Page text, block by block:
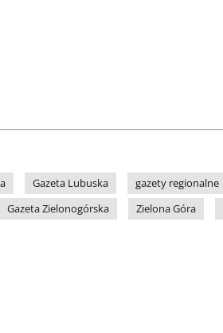
Gazeta Lubuska gazety regionalne
Gazeta Zielonogórska Zielona Góra